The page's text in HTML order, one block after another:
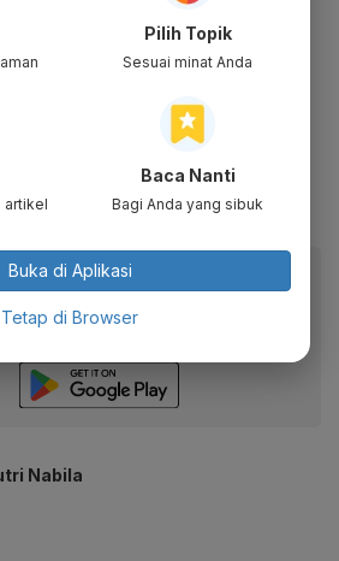
gram: Rp 630.820.000;
gram: Rp
aplikasi mobile.
membaca lebih nyaman dan nikmati
Nabila
Pilih Topik
Sesuai minat Anda
artikel
Baca Nanti
Bagi Anda yang sibuk
Buka di Aplikasi
Tetap di Browser